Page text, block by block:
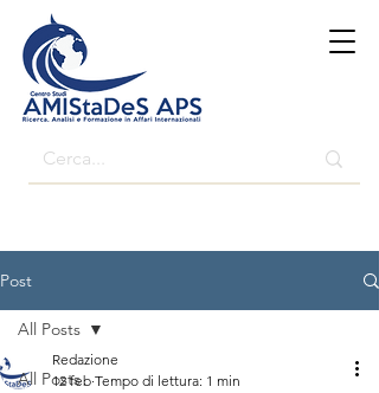
Post
All Posts
All Posts
Redazione
12 feb Tempo di lettura: 1 min